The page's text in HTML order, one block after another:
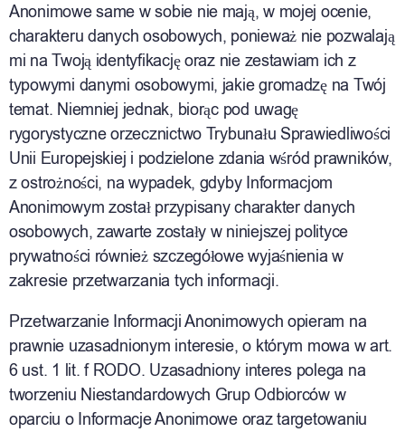
Anonimowe same w sobie nie mają, w mojej ocenie,
charakteru danych osobowych, ponieważ nie pozwalają
mi na Twoją identyfikację oraz nie zestawiam ich z
typowymi danymi osobowymi, jakie gromadzę na Twój
temat. Niemniej jednak, biorąc pod uwagę
rygorystyczne orzecznictwo Trybunału Sprawiedliwości
Unii Europejskiej i podzielone zdania wśród prawników,
z ostrożności, na wypadek, gdyby Informacjom
Anonimowym został przypisany charakter danych
osobowych, zawarte zostały w niniejszej polityce
prywatności również szczegółowe wyjaśnienia w
zakresie przetwarzania tych informacji.
Przetwarzanie Informacji Anonimowych opieram na
prawnie uzasadnionym interesie, o którym mowa w art.
6 ust. 1 lit. f RODO. Uzasadniony interes polega na
tworzeniu Niestandardowych Grup Odbiorców w
oparciu o Informacje Anonimowe oraz targetowaniu